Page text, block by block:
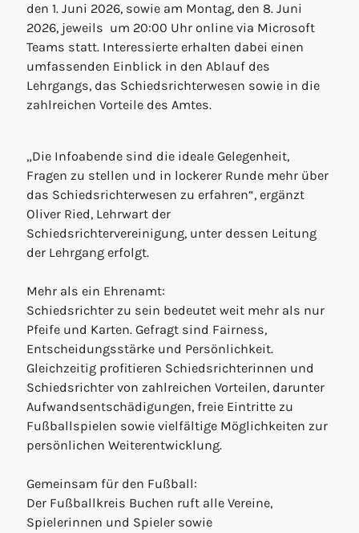
den 1. Juni 2026, sowie am Montag, den 8. Juni
2026, jeweils um 20:00 Uhr online via Microsoft
Teams statt. Interessierte erhalten dabei einen
umfassenden Einblick in den Ablauf des
Lehrgangs, das Schiedsrichterwesen sowie in die
zahlreichen Vorteile des Amtes.
„Die Infoabende sind die ideale Gelegenheit,
Fragen zu stellen und in lockerer Runde mehr über
das Schiedsrichterwesen zu erfahren“, ergänzt
Oliver Ried, Lehrwart der
Schiedsrichtervereinigung, unter dessen Leitung
der Lehrgang erfolgt.
Mehr als ein Ehrenamt:
Schiedsrichter zu sein bedeutet weit mehr als nur
Pfeife und Karten. Gefragt sind Fairness,
Entscheidungsstärke und Persönlichkeit.
Gleichzeitig profitieren Schiedsrichterinnen und
Schiedsrichter von zahlreichen Vorteilen, darunter
Aufwandsentschädigungen, freie Eintritte zu
Fußballspielen sowie vielfältige Möglichkeiten zur
persönlichen Weiterentwicklung.
Gemeinsam für den Fußball:
Der Fußballkreis Buchen ruft alle Vereine,
Spielerinnen und Spieler sowie